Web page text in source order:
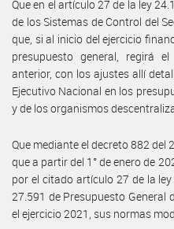
Que en el artículo 27 de la ley
de los Sistemas de Control del
que, si al inicio del ejercicio
presupuesto general, regirá
anterior, con los ajustes allí
Ejecutivo Nacional en los
y de los organismos
Que mediante el decreto 882 del
que a partir del 1° de enero de
por el citado artículo 27 de la
27.591 de Presupuesto General
el ejercicio 2021, sus normas